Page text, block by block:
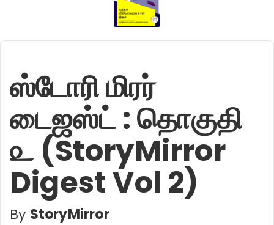
ஸ்டோரி மிரர்
டைஜஸ்ட் : தொகுதி
௨ (StoryMirror
Digest Vol 2)
By StoryMirror